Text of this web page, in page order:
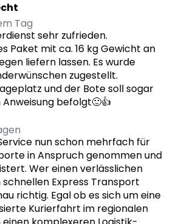
Tag
sehr zufrieden.
Paket mit ca. 16 kg Gewicht an
liefern lassen. Es wurde
zugestellt.
und der Bote soll sogar
befolgt🙂👍
nun schon mehrfach für
in Anspruch genommen und
Wer einen verlässlichen
Express Transport
richtig. Egal ob es sich um eine
Kurierfahrt im regionalen